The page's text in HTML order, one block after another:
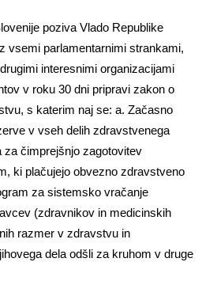
poziva Vlado Republike
vsemi parlamentarnimi strankami,
interesnimi organizacijami
v roku 30 dni pripravi zakon o
s katerim naj se: a. Začasno
v vseh delih zdravstvenega
čimprejšnjo zagotovitev
ki plačujejo obvezno zdravstveno
za sistemsko vračanje
(zdravnikov in medicinskih
razmer v zdravstvu in
dela odšli za kruhom v druge